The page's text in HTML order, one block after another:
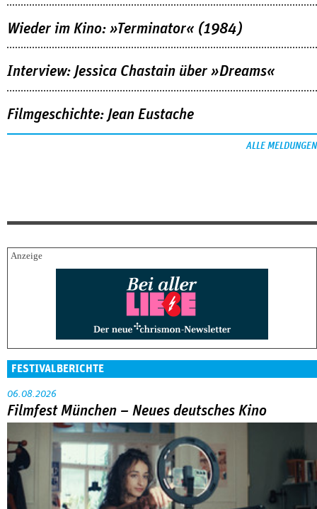
Wieder im Kino: »Terminator« (1984)
Interview: Jessica Chastain über »Dreams«
Filmgeschichte: Jean Eustache
ALLE MELDUNGEN
FESTIVALBERICHTE
06.08.2026
Filmfest München – Neues deutsches Kino